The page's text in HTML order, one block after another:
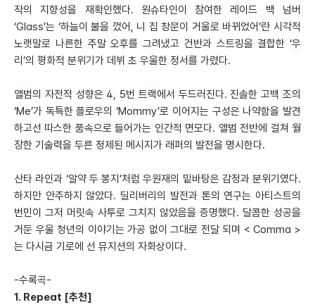
작의 지향성을 재확인했다. 원슈타인이 참여한 레이드 백 넘버
‘Glass’는 ‘하늘이 불을 껐어, 니 집 창문이 거울로 바뀌었어’란 시각적
노랫말로 나른한 주말 오후를 그려냈고 건반과 스트링을 결합한 ‘우
리’의 평화적 분위기가 데뷔 초 우울한 정서를 가렸다.
앨범의 자전적 성향은 4, 5번 트랙에서 두드러진다. 진솔한 고백 조의
‘Me’가 독특한 플로우의 ‘Mommy’로 이어지는 구성은 나약함을 발견
하고선 따스한 품속으로 들어가는 인간적 면모다. 앨범 전반에 걸쳐 월
장한 기술력을 두른 정제된 메시지가 래퍼의 발전을 명시한다.
산타 라인과 ‘알약 두 봉지’처럼 우원재의 밑바탕은 감정과 분위기였다.
하지만 안주하지 않았다. 딜리버리의 발전과 톤의 연구는 아티스트의
번민이 그저 머릿속 사투로 그치지 않았음을 증명했다. 달콤한 성공을
거둔 우울 청년의 이야기는 가공 없이 그대로 전달 되며 < Comma >
는 다시금 기로에 선 뮤지션의 자화상이다.
-수록곡-
1. Repeat [추천]